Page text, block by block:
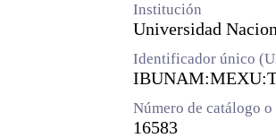
Institución
Universidad
Identificador único
Número de catálogo
16583